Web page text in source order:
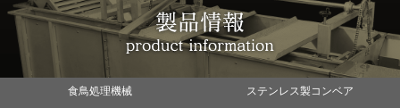
食鳥処理機械 ステンレス製コンベア